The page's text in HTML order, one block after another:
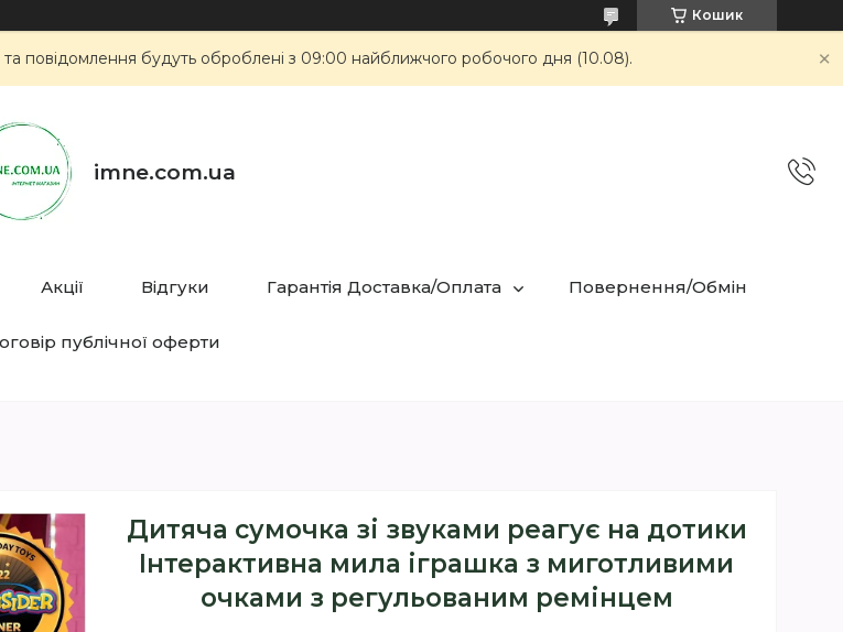
Кошик
повідомлення будуть оброблені з 09:00 найближчого робочого дня (10.08).
imne.com.ua
Акції Відгуки Гарантія Доставка/Оплата Повернення/Обмін
публічної оферти
Дитяча сумочка зі звуками реагує на дотики
Інтерактивна мила іграшка з миготливими
очками з регульованим ремінцем